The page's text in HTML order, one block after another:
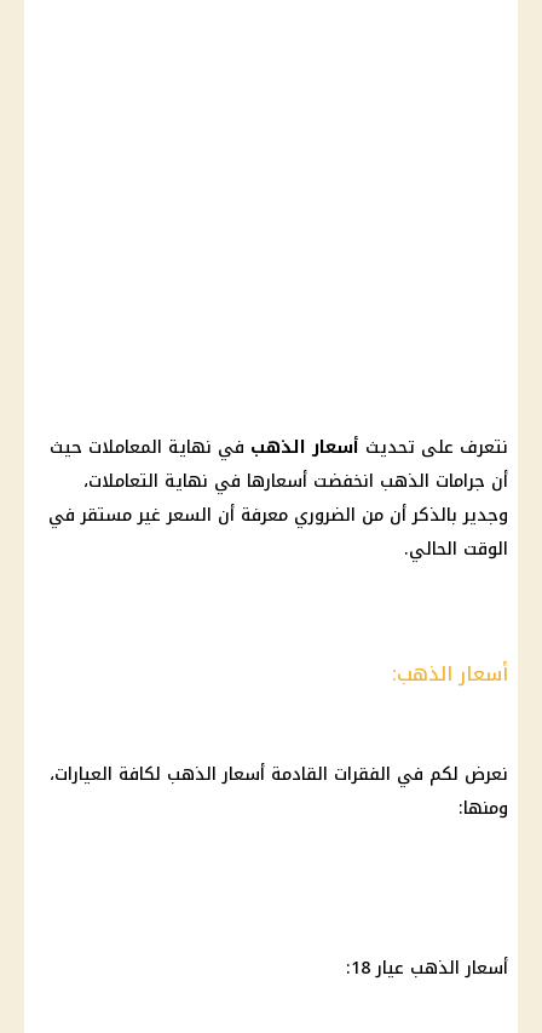
نتعرف على تحديث أسعار الذهب في نهاية المعاملات حيث
أن جرامات الذهب انخفضت أسعارها في نهاية التعاملات،
وجدير بالذكر أن من الضروري معرفة أن السعر غير مستقر في
الوقت الحالي.
أسعار الذهب:
نعرض لكم في الفقرات القادمة أسعار الذهب لكافة العيارات،
ومنها:
أسعارالذهب عيار 18 :